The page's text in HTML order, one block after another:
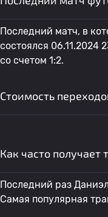
Последний матч, в
состоялся 06.11.2024
со счетом 1:2.
Стоимость
Как часто
Последний раз
Самая популярная